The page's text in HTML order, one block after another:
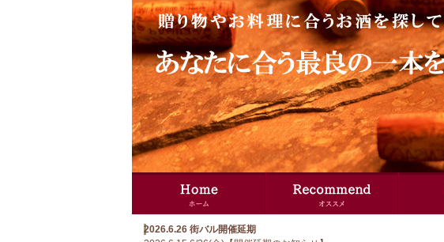
2026.6.26 街バル開催延期